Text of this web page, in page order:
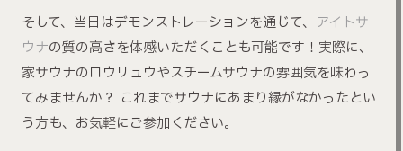
そして、当日はデモンストレーションを通じて、 アイトサ
ウナの質の高さを体感いただくことも可能です！実際に、
家サウナのロウリュウやスチームサウナの雰囲気を味わっ
てみませんか？ これまでサウナにあまり縁がなかったとい
う方も、お気軽にご参加ください。